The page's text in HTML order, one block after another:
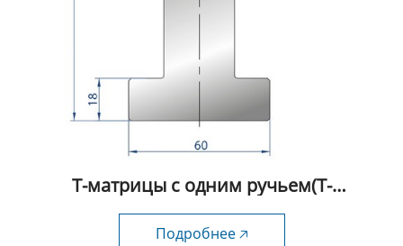
Т-матрицы с одним ручьем(Т-
Подробнее 🡥